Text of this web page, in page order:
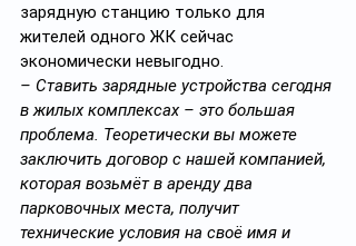
зарядную станцию только для
жителей одного ЖК сейчас
экономически невыгодно.
– Ставить зарядные устройства сегодня
в жилых комплексах – это большая
проблема. Теоретически вы можете
заключить договор с нашей компанией,
которая возьмёт в аренду два
парковочных места, получит
технические условия на своё имя и